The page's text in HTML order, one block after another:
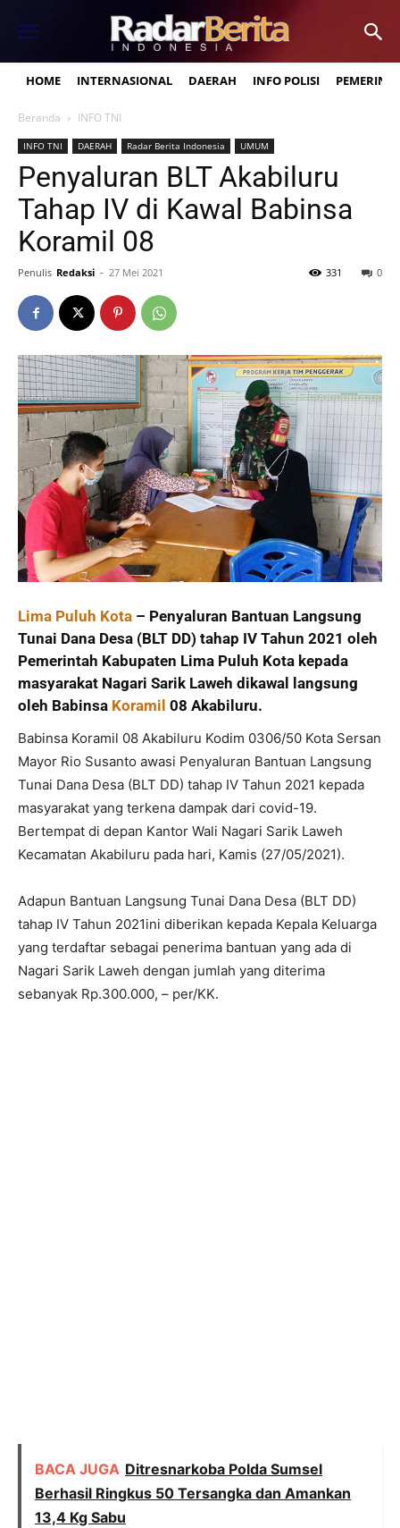
HOME INTERNASIONAL DAERAH INFO POLISI
Beranda INFO TNI
INFO TNI DAERAH Radar Berita Indonesia UMUM
Penyaluran BLT Akabiluru
Tahap IV di Kawal Babinsa
Koramil 08
Penulis Redaksi - 27 Mei 2021 0
331
Lima Puluh Kota – Penyaluran Bantuan Langsung
Tunai Dana Desa (BLT DD) tahap IV Tahun 2021 oleh
Pemerintah Kabupaten Lima Puluh Kota kepada
masyarakat Nagari Sarik Laweh dikawal langsung
oleh Babinsa Koramil 08 Akabiluru.
Babinsa Koramil 08 Akabiluru Kodim 0306/50 Kota Sersan
Mayor Rio Susanto awasi Penyaluran Bantuan Langsung
Tunai Dana Desa (BLT DD) tahap IV Tahun 2021 kepada
masyarakat yang terkena dampak dari covid-19.
Bertempat di depan Kantor Wali Nagari Sarik Laweh
Kecamatan Akabiluru pada hari, Kamis (27/05/2021).
Adapun Bantuan Langsung Tunai Dana Desa (BLT DD)
tahap IV Tahun 2021ini diberikan kepada Kepala Keluarga
yang terdaftar sebagai penerima bantuan yang ada di
Nagari Sarik Laweh dengan jumlah yang diterima
sebanyak Rp.300.000, – per/KK.
BACA JUGA Ditresnarkoba Polda Sumsel
Berhasil Ringkus 50 Tersangka dan Amankan
13,4 Kg Sabu